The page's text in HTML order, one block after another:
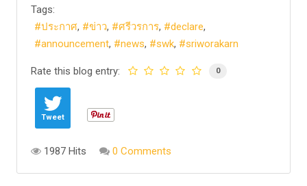
Tags:
ประกาศ
ข่าว ศรีวรการ
declare
announcement
news swk sriworakarn
Rate this blog entry: 0
Tweet
1987 Hits 0 Comments